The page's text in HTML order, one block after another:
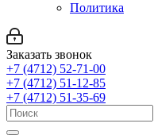
Политика
Заказать звонок
+7 (4712) 52-71-00
+7 (4712) 51-12-85
+7 (4712) 51-35-69